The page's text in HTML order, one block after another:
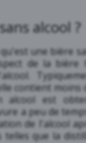
alcool ?
une bière
de la bière
contient moins
alcool est
a peu de
de l'alcool
que la